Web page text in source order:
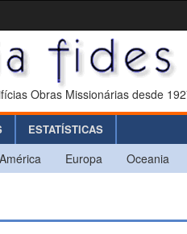
Obras Missionárias desde
ESTATÍSTICAS
América Europa Oceania